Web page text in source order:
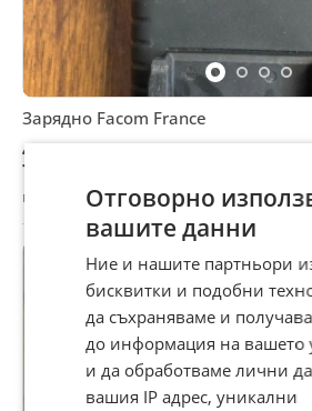
Зарядно Facom France
40 €
78,23 лв
гр. Вълчи дол, Варна, 24 юли
Отговорно
вашите данни
Ние и нашите партньори
бисквитки и подобни
да съхраняваме и
до информация на вашето
и да обработваме лични
вашия IP адрес, уникални